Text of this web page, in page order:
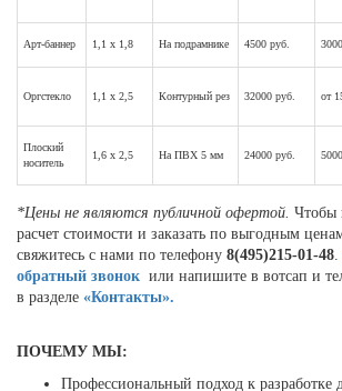
Арт-баннер 1,1 х 1,8 На подрамнике 4500 руб.
Оргстекло 1,1 х 2,5 Контурный рез 32000 руб. от
Плоский
носитель
1,6 х 2,5 На ПВХ 5 мм 24000 руб.
*Цены не являются публичной офертой. Чтобы
расчет стоимости и заказать по выгодным
свяжитесь с нами по телефону 8(495)215-01-48.
обратный звонок или напишите в вотсап и
в разделе «Контакты».
ПОЧЕМУ МЫ:
Профессиональный подход к разработке